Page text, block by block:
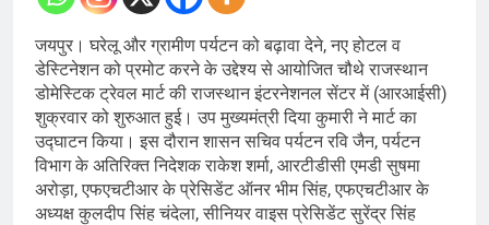
जयपुर। घरेलू और ग्रामीण पर्यटन को बढ़ावा देने, नए होटल व
डेस्टिनेशन को प्रमोट करने के उद्देश्य से आयोजित चौथे राजस्थान
डोमेस्टिक ट्रेवल मार्ट की राजस्थान इंटरनेशनल सेंटर में (आरआईसी)
शुक्रवार को शुरुआत हुई। उप मुख्यमंत्री दिया कुमारी ने मार्ट का
उद्घाटन किया। इस दौरान शासन सचिव पर्यटन रवि जैन, पर्यटन
विभाग के अतिरिक्त निदेशक राकेश शर्मा, आरटीडीसी एमडी सुषमा
अरोड़ा, एफएचटीआर के प्रेसिडेंट ऑनर भीम सिंह, एफएचटीआर के
अध्यक्ष कुलदीप सिंह चंदेला, सीनियर वाइस प्रेसिडेंट सुरेंद्र सिंह